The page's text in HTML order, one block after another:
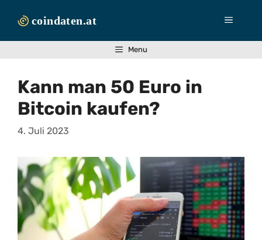
Inhalt
Menü
Menu
Kann man 50 Euro in
Bitcoin kaufen?
4. Juli 2023